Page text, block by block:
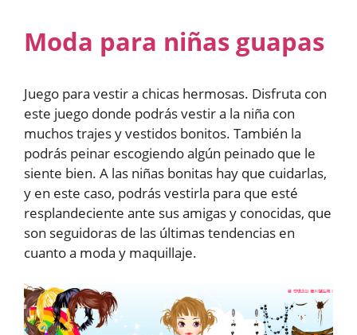
Moda para niñas guapas
Juego para vestir a chicas hermosas. Disfruta con
este juego donde podrás vestir a la niña con
muchos trajes y vestidos bonitos. También la
podrás peinar escogiendo algún peinado que le
siente bien. A las niñas bonitas hay que cuidarlas,
y en este caso, podrás vestirla para que esté
resplandeciente ante sus amigas y conocidas, que
son seguidoras de las últimas tendencias en
cuanto a moda y maquillaje.